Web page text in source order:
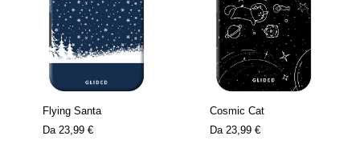
Flying Santa
Da 23,99 €
Cosmic Cat
Da 23,99 €